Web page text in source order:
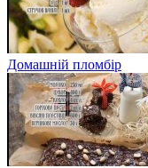
Домашній пломбір